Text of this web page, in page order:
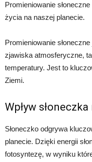
Promieniowanie
życia na naszej planecie.
Promieniowanie
zjawiska atmosferyczne,
temperatury. Jest to
Ziemi.
Wpływ
Słoneczko odgrywa
planecie. Dzięki energii
fotosyntezę, w wyniku